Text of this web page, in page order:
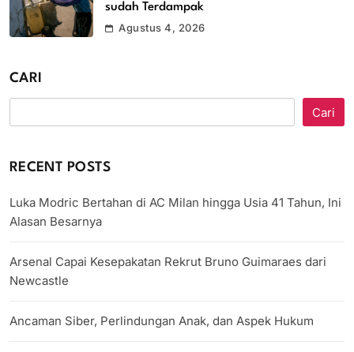
sudah Terdampak
Agustus 4, 2026
CARI
Cari
RECENT POSTS
Luka Modric Bertahan di AC Milan hingga Usia 41 Tahun, Ini
Alasan Besarnya
Arsenal Capai Kesepakatan Rekrut Bruno Guimaraes dari
Newcastle
Ancaman Siber, Perlindungan Anak, dan Aspek Hukum